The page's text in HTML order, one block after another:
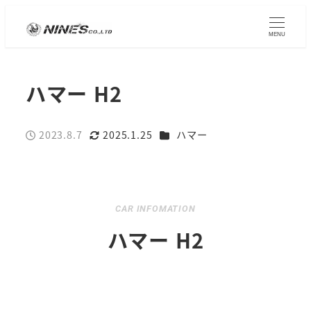
MENU
ハマー H2
投稿日
2023.8.7
更新日
2025.1.25 カテゴリー
ハマー
CAR INFOMATION
ハマー H2